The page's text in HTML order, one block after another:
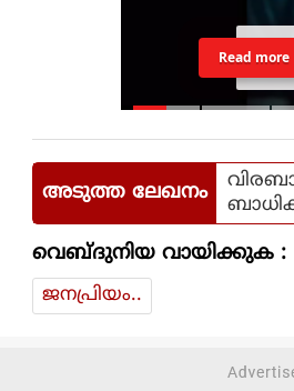
Read more
അടുത്ത ലേഖനം
വെബ്ദുനിയ വായിക്കുക :
ജനപ്രിയം..